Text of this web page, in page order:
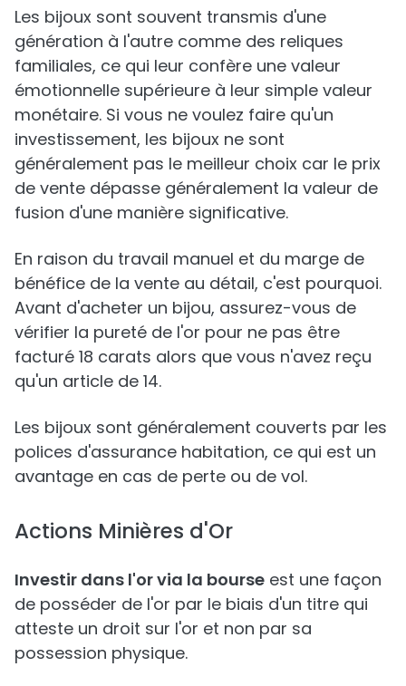
Les bijoux sont souvent transmis d'une
génération à l'autre comme des reliques
familiales, ce qui leur confère une valeur
émotionnelle supérieure à leur simple valeur
monétaire. Si vous ne voulez faire qu'un
investissement, les bijoux ne sont
généralement pas le meilleur choix car le prix
de vente dépasse généralement la valeur de
fusion d'une manière significative.
En raison du travail manuel et du marge de
bénéfice de la vente au détail, c'est pourquoi.
Avant d'acheter un bijou, assurez-vous de
vérifier la pureté de l'or pour ne pas être
facturé 18 carats alors que vous n'avez reçu
qu'un article de 14.
Les bijoux sont généralement couverts par les
polices d'assurance habitation, ce qui est un
avantage en cas de perte ou de vol.
Actions Minières d'Or
Investir dans l'or via la bourse est une façon
de posséder de l'or par le biais d'un titre qui
atteste un droit sur l'or et non par sa
possession physique.